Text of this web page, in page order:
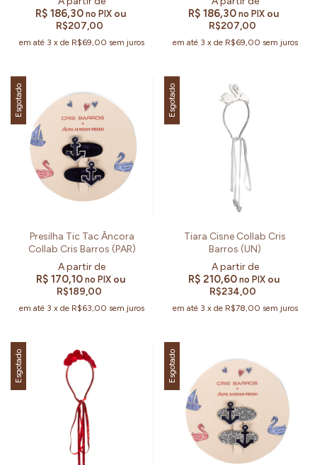
R$ 186,30no PIX ou
R$207,00
em até 3 xde R$69,00 sem juros
R$ 186,30 no PIX ou
R$207,00
em até 3 x de R$69,00 sem juros
Esgotado
Presilha Tic Tac Âncora
Collab Cris Barros (PAR)
R$ 170,10no PIX ou
R$189,00
em até 3 xde R$63,00 sem juros
Esgotado
Tiara Cisne Collab Cris
Barros (UN)
R$ 210,60no PIX ou
R$234,00
em até 3 x de R$78,00 sem juros
Esgotado Esgotado